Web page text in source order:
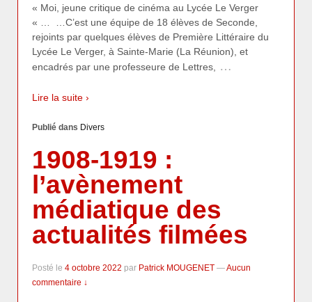
« Moi, jeune critique de cinéma au Lycée Le Verger
« … …C’est une équipe de 18 élèves de Seconde,
rejoints par quelques élèves de Première Littéraire du
Lycée Le Verger, à Sainte-Marie (La Réunion), et
encadrés par une professeure de Lettres,
…
Lire la suite ›
Publié dans Divers
1908-1919 :
l’avènement
médiatique des
actualités filmées
Posté le 4 octobre 2022 par Patrick MOUGENET —Aucun
commentaire ↓